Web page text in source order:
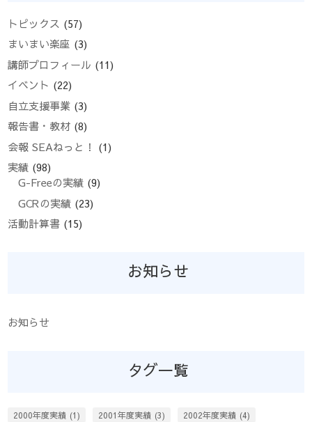
トピックス (57)
まいまい楽座 (3)
講師プロフィール (11)
イベント (22)
自立支援事業 (3)
報告書・教材 (8)
会報 SEAねっと！ (1)
実績 (98)
G-Freeの実績 (9)
GCRの実績 (23)
活動計算書 (15)
お知らせ
お知らせ
タグ一覧
2000年度実績 (1) 2001年度実績 (3) 2002年度実績 (4)